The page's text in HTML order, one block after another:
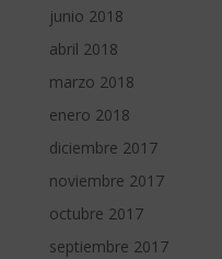
junio 2018
abril 2018
marzo 2018
enero 2018
diciembre 2017
noviembre 2017
octubre 2017
septiembre 2017